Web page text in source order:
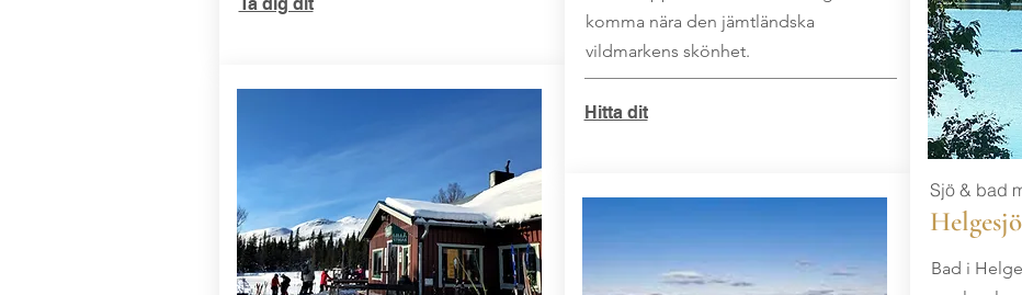
komma nära den jämtländska
vildmarkens skönhet.
Hitta dit
Sjö & bad
Bad i